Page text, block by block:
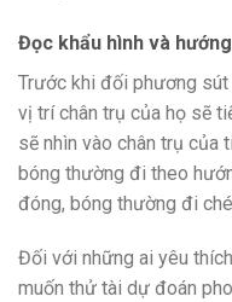
Đọc khẩu hình và
Trước khi đối phương
vị trí chân trụ của họ sẽ
sẽ nhìn vào chân trụ của
bóng thường đi theo
đóng, bóng thường đi
Đối với những ai yêu
muốn thử tài dự đoán